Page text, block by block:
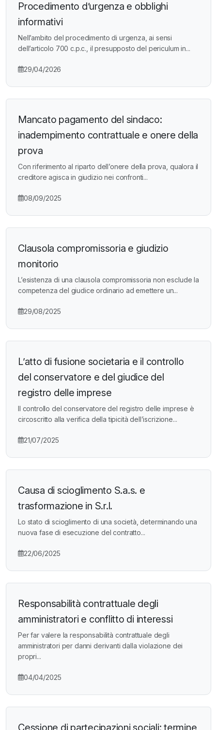
Procedimento d’urgenza e obblighi
informativi
Nell’ambito del procedimento di urgenza, ai sensi
dell’articolo 700 c.p.c., il presupposto del periculum in...
29/04/2026
Mancato pagamento del sindaco:
inadempimento contrattuale e onere della
prova
Con riferimento al riparto dell’onere della prova, qualora il
creditore agisca in giudizio nei confronti...
08/09/2025
Clausola compromissoria e giudizio
monitorio
L’esistenza di una clausola compromissoria non esclude la
competenza del giudice ordinario ad emettere un...
29/08/2025
L’atto di fusione societaria e il controllo
del conservatore e del giudice del
registro delle imprese
Il controllo del conservatore del registro delle imprese è
circoscritto alla verifica della tipicità dell’iscrizione...
21/07/2025
Causa di scioglimento S.a.s. e
trasformazione in S.r.l.
Lo stato di scioglimento di una società, determinando una
nuova fase di esecuzione del contratto...
22/06/2025
Responsabilità contrattuale degli
amministratori e conflitto di interessi
Per far valere la responsabilità contrattuale degli
amministratori per danni derivanti dalla violazione dei
propri...
04/04/2025